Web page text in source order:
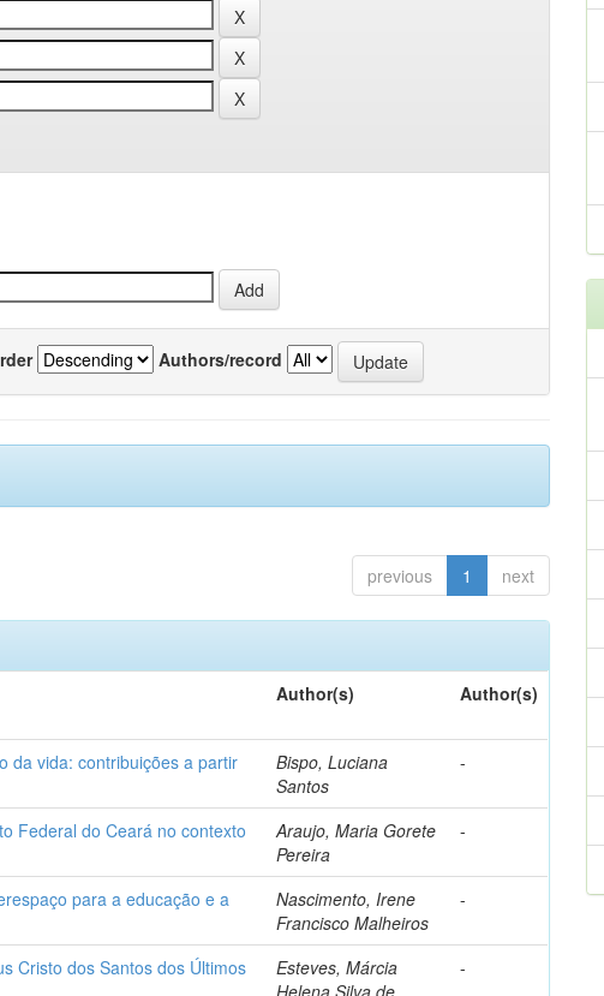
Authors/record
previous 1 next
Author(s) Author(s)
da vida: contribuições a partir
Bispo, Luciana
Santos
-
Federal do Ceará no contexto
Araujo, Maria Gorete
Pereira
-
para a educação e a
Nascimento, Irene
Francisco Malheiros
-
Cristo dos Santos dos Últimos
Esteves, Márcia
Helena Silva de
-